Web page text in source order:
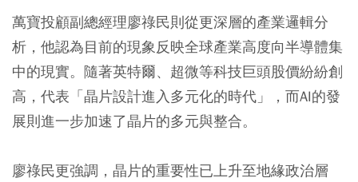
萬寶投顧副總經理廖祿民則從更深層的產業邏輯分
析，他認為目前的現象反映全球產業高度向半導體集
中的現實。隨著英特爾、超微等科技巨頭股價紛紛創
高，代表「晶片設計進入多元化的時代」，而AI的發
展則進一步加速了晶片的多元與整合。
廖祿民更強調，晶片的重要性已上升至地緣政治層